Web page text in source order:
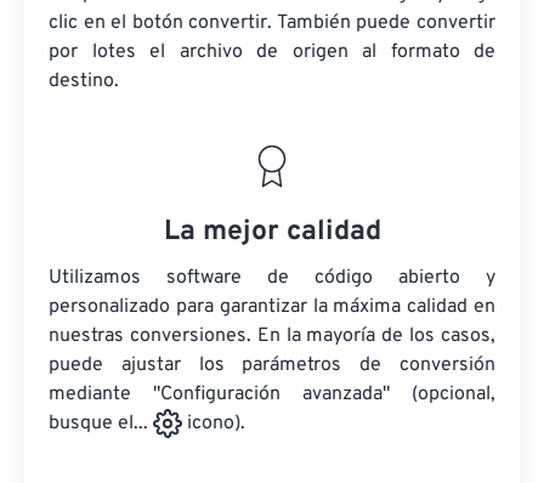
clic en el botón convertir. También puede convertir
por lotes el archivo de origen al formato de
destino.
La mejor calidad
Utilizamos software de código abierto y
personalizado para garantizar la máxima calidad en
nuestras conversiones. En la mayoría de los casos,
puede ajustar los parámetros de conversión
mediante "Configuración avanzada" (opcional,
busque el...
icono).